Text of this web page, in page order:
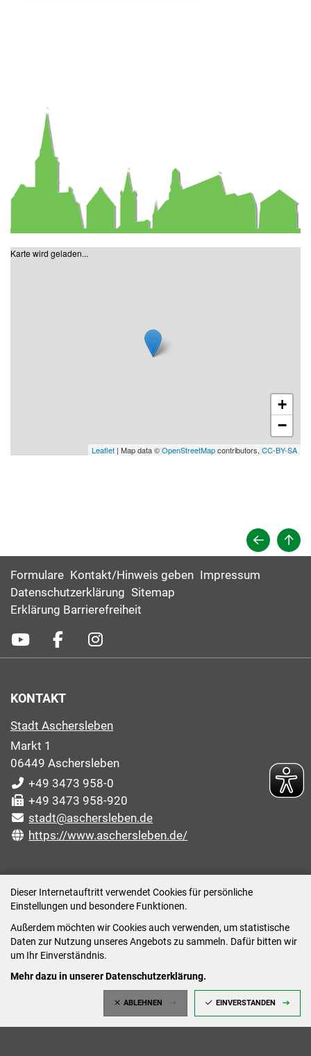
Dieser Internetauftritt verwendet Cookies für persönliche
Einstellungen und besondere Funktionen.
Außerdem möchten wir Cookies auch verwenden, um statistische
Daten zur Nutzung unseres Angebots zu sammeln. Dafür bitten wir
um Ihr Einverständnis.
Mehr dazu in unserer Datenschutzerklärung.
ABLEHNEN EINVERSTANDEN
Karte wird geladen...
+
−
Leaflet | Map data ©OpenStreetMapcontributors, CC-BY-SA
Formulare Kontakt/Hinweis geben Impressum
Datenschutzerklärung Sitemap
Erklärung Barrierefreiheit
KONTAKT
Stadt Aschersleben
Markt 1
06449 Aschersleben
+49 3473 958-0
+49 3473 958-920
stadt@aschersleben.de
https://www.aschersleben.de/
Montag: 09:00-12:00 /14:00-15:00 Uhr
Dienstag: 09:00-12:00 /14:00-16:00 Uhr
Mittwoch: 09:00 - 12:00 Uhr (nach vorheriger
Donnerstag: 09:00-12:00 /14:00-18:00 Uhr
Freitag: 09:00-12:00 Uhr